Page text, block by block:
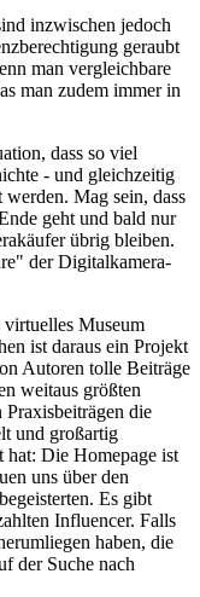
inzwischen jedoch
geraubt
man vergleichbare
man zudem immer in
dass so viel
- und gleichzeitig
Mag sein, dass
geht und bald nur
übrig bleiben.
der Digitalkamera-
virtuelles Museum
ist daraus ein Projekt
Autoren tolle Beiträge
weitaus größten
die
und großartig
hat: Die Homepage ist
uns über den
Es gibt
Influencer. Falls
haben, die
der Suche nach